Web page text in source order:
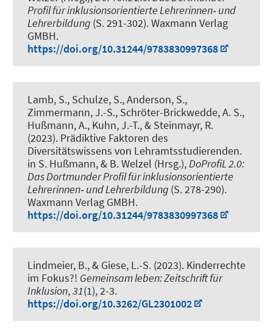
Profil für inklusionsorientierte Lehrerinnen‐ und
Lehrerbildung (S. 291-302). Waxmann Verlag
GMBH.
https://doi.org/10.31244/9783830997368
Lamb, S., Schulze, S., Anderson, S.,
Zimmermann, J.-S., Schröter-Brickwedde, A. S.,
Hußmann, A., Kuhn, J.-T., & Steinmayr, R.
(2023). Prädiktive Faktoren des
Diversitätswissens von Lehramtsstudierenden.
in S. Hußmann, & B. Welzel (Hrsg.),DoProfiL 2.0:
Das Dortmunder Profil für inklusionsorientierte
Lehrerinnen‐ und Lehrerbildung (S. 278-290).
Waxmann Verlag GMBH.
https://doi.org/10.31244/9783830997368
Lindmeier, B., & Giese, L.-S. (2023). Kinderrechte
im Fokus?! Gemeinsam leben: Zeitschrift für
Inklusion,31(1), 2-3.
https://doi.org/10.3262/GL2301002